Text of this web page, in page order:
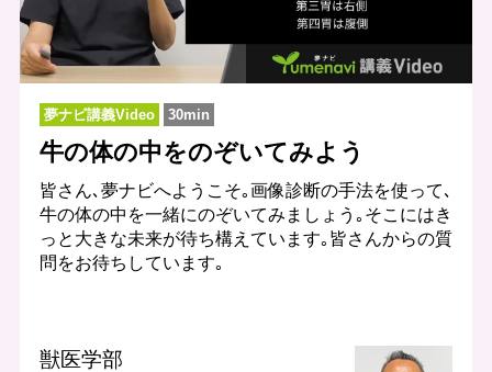
夢ナビ講義Video 30min
牛の体の中をのぞいてみよう
皆さん､夢ナビへようこそ｡画像診断の手法を使って､
牛の体の中を一緒にのぞいてみましょう｡そこにはき
っと大きな未来が待ち構えています｡皆さんからの質
問をお待ちしています｡
獣医学部